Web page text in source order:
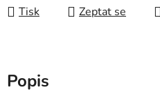
Tisk Zeptat se
Popis